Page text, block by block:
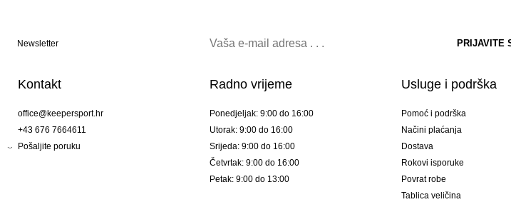
Newsletter
Kontakt
office@keepersport.hr
+43 676 7664611
Pošaljite poruku
Radno vrijeme
Ponedjeljak: 9:00 do 16:00
Utorak: 9:00 do 16:00
Srijeda: 9:00 do 16:00
Četvrtak: 9:00 do 16:00
Petak: 9:00 do 13:00
Usluge i podrška
Pomoć i podrška
Načini plaćanja
Dostava
Rokovi isporuke
Povrat robe
Tablica veličina